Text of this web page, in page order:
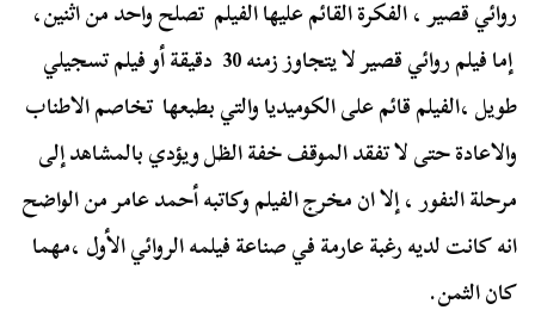
روائي قصير ، الفكرة القائم عليها الفيلم تصلح واحد من اثنين،
إما فيلم روائي قصير لا يتجاوز زمنه 30 دقيقة أو فيلم تسجيلي
طويل ،الفيلم قائم على الكوميديا والتي بطبعها تخاصم الاطناب
والاعادة حتى لا تفقد الموقف خفة الظل ويؤدي بالمشاهد إلى
مرحلة النفور ، إلا ان مخرج الفيلم وكاتبه أحمد عامر من الواضح
انه كانت لديه رغبة عارمة في صناعة فيلمه الروائي الأول ،مهما
كان الثمن.